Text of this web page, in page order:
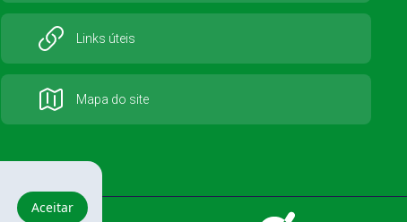
Links úteis
Mapa do site
Aceitar